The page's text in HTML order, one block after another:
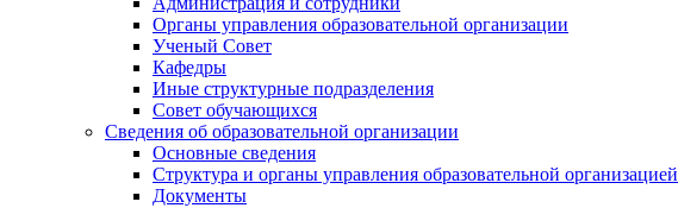
Органы управления образовательной организации
Ученый Совет
Кафедры
Иные структурные подразделения
Совет обучающихся
Сведения об образовательной организации
Основные сведения
Структура и органы управления образовательной организацией
Документы